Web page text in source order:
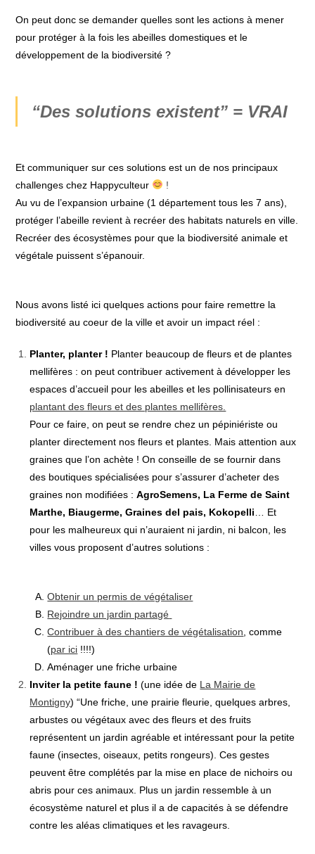
On peut donc se demander quelles sont les actions à mener
pour protéger à la fois les abeilles domestiques et le
développement de la biodiversité ?
“Des solutions existent” = VRAI
Et communiquer sur ces solutions est un de nos principaux
challenges chez Happyculteur
​ !
Au vu de l’expansion urbaine (1 département tous les 7 ans),
protéger l’abeille revient à recréer des habitats naturels en ville.
Recréer des écosystèmes pour que la biodiversité animale et
végétale puissent s’épanouir.
Nous avons listé ici quelques actions pour faire remettre la
biodiversité au coeur de la ville et avoir un impact réel :
Planter, planter ! Planter beaucoup de fleurs et de plantes
mellifères : on peut contribuer activement à développer les
espaces d’accueil pour les abeilles et les pollinisateurs en
plantant des fleurs et des plantes mellifères.
Pour ce faire, on peut se rendre chez un pépiniériste ou
planter directement nos fleurs et plantes. Mais attention aux
graines que l’on achète ! On conseille de se fournir dans
des boutiques spécialisées pour s’assurer d’acheter des
graines non modifiées :AgroSemens, La Ferme de Saint
Marthe, Biaugerme, Graines del pais, Kokopelli … Et
pour les malheureux qui n’auraient ni jardin, ni balcon, les
villes vous proposent d’autres solutions :
Obtenir un permis de végétaliser
Rejoindre un jardin partagé
Contribuer à des chantiers de végétalisation , comme
(par ici !!!!)
Aménager une friche urbaine
Inviter la petite faune ! (une idée de La Mairie de
Montigny) “Une friche, une prairie fleurie, quelques arbres,
arbustes ou végétaux avec des fleurs et des fruits
représentent un jardin agréable et intéressant pour la petite
faune (insectes, oiseaux, petits rongeurs). Ces gestes
peuvent être complétés par la mise en place de nichoirs ou
abris pour ces animaux. Plus un jardin ressemble à un
écosystème naturel et plus il a de capacités à se défendre
contre les aléas climatiques et les ravageurs.